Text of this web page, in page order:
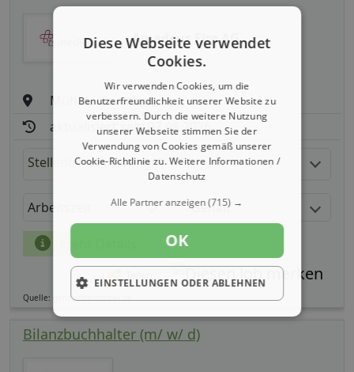
Amadeus Fire AG
Mühldorf am Inn
aktualisiert seit: 07.08.2026
Stellenbeschreibung:
Arbeitszeit Gehalt
Quelle: germanpersonnel.de
Bilanzbuchhalter (m/ w/ d)
Diese Webseite verwendet
Cookies.
Wir verwenden Cookies, um die
Benutzerfreundlichkeit unserer Website zu
verbessern. Durch die weitere Nutzung
unserer Webseite stimmen Sie der
Verwendung von Cookies gemäß unserer
Cookie-Richtlinie zu.Weitere Informationen /
Datenschutz
Alle Partner anzeigen(715) →
OK
EINSTELLUNGEN ODER ABLEHNEN